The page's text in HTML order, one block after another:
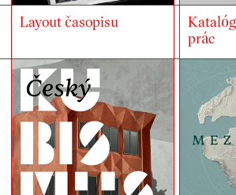
Layout časopisu
prác